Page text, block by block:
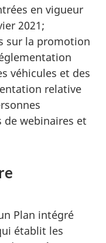
en vigueur
2021;
sur la promotion
véhicules et des
relative
de webinaires et
Plan intégré
établit les